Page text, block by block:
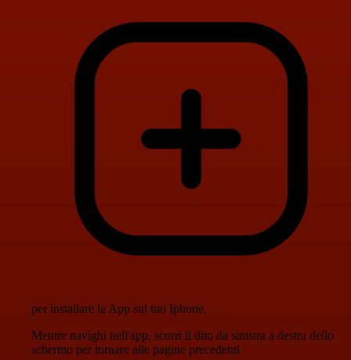
per installare la App sul tuo Iphone.
Mentre navighi nell'app, scorri il dito da sinistra a destra dello
schermo per tornare alle pagine precedenti